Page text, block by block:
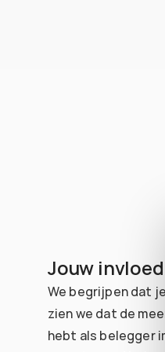
Jouw invloed
We begrijpen dat
zien we dat de
hebt als belegger